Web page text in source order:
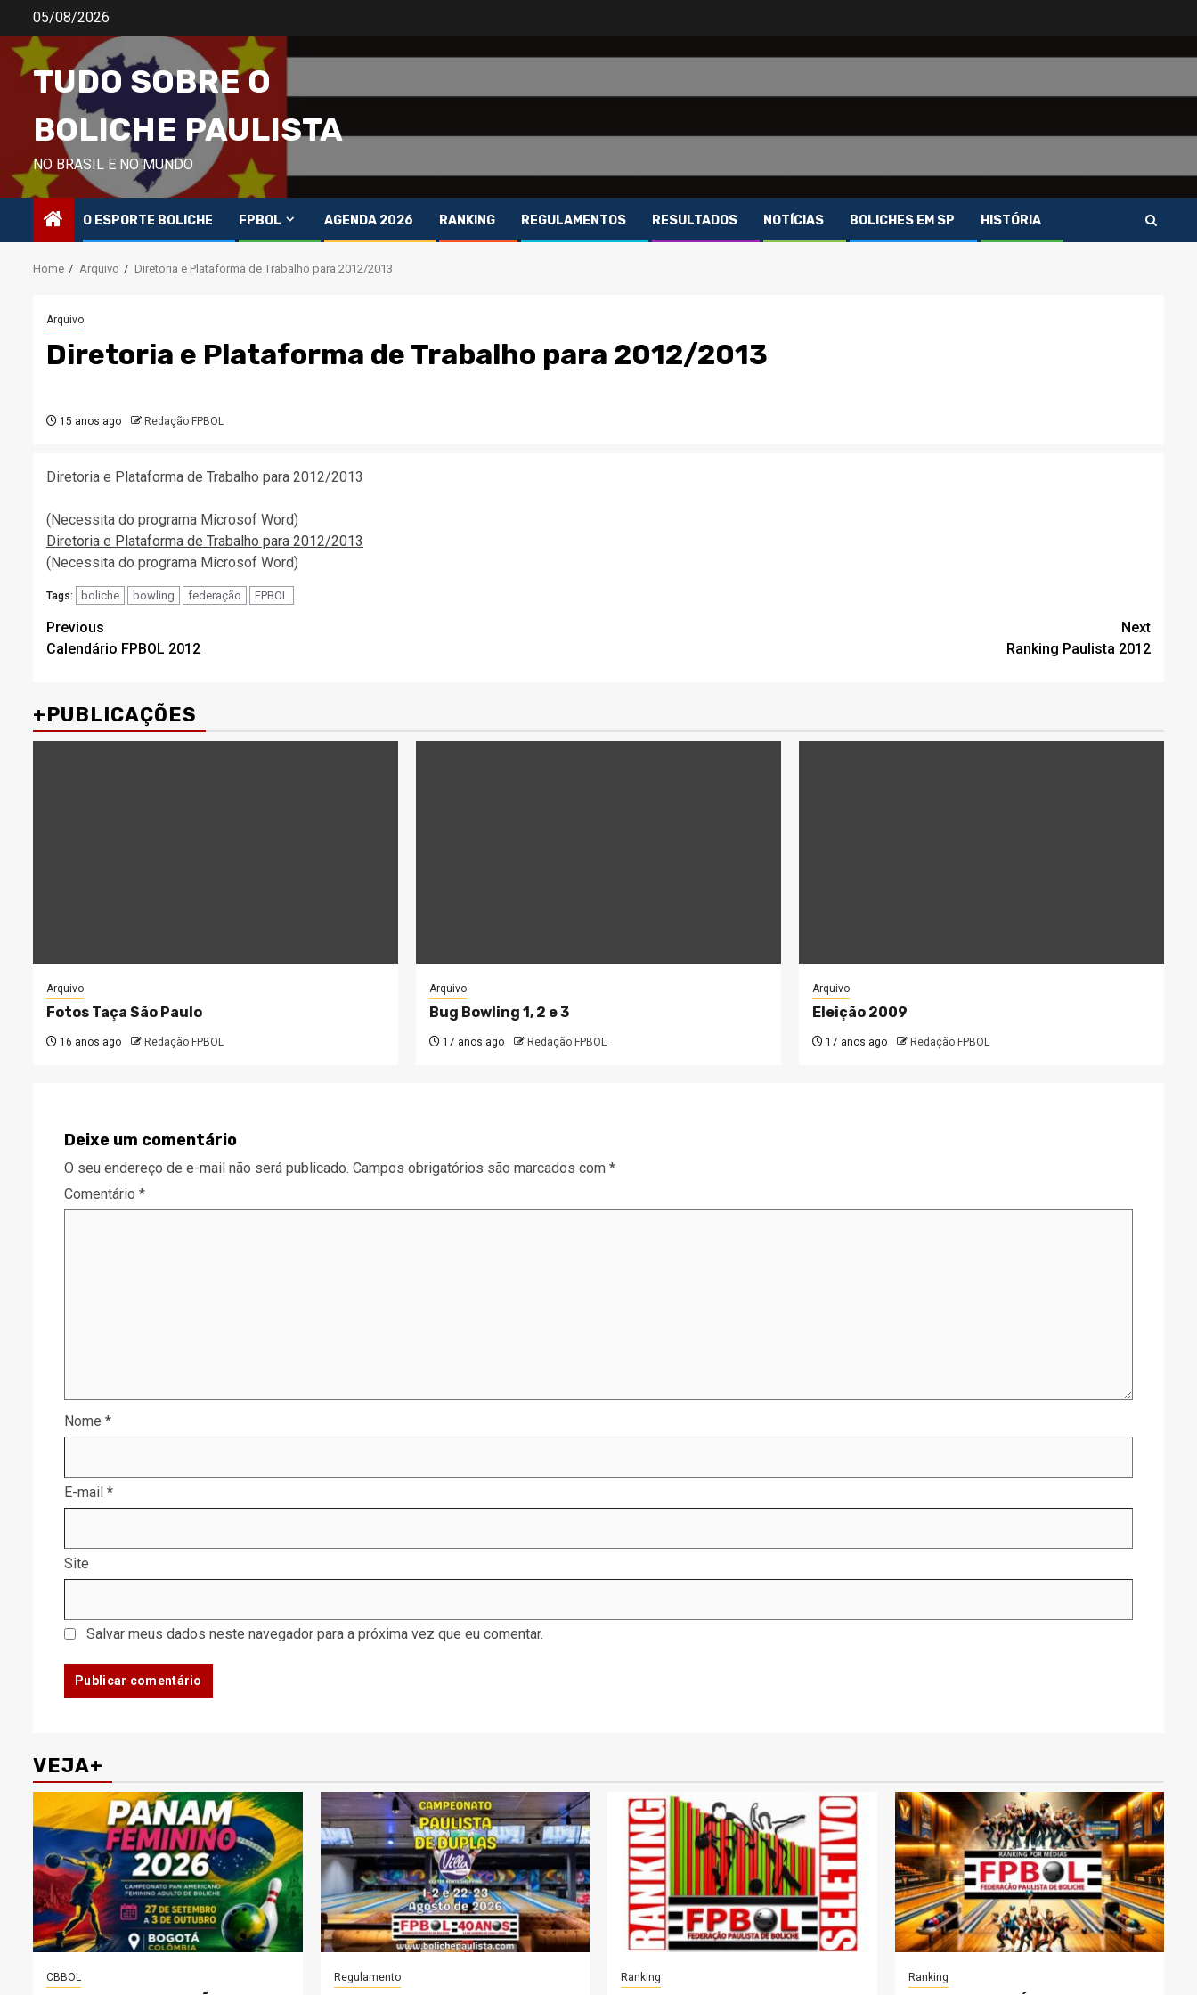
content
05/08/2026
TUDO SOBRE O
BOLICHE PAULISTA
NO BRASIL E NO MUNDO
O ESPORTE BOLICHE FPBOL AGENDA 2026 RANKING REGULAMENTOS RESULTADOS NOTÍCIAS BOLICHES EM SP HISTÓRIA
Home Arquivo Diretoria e Plataforma de Trabalho para 2012/2013
Arquivo
Diretoria e Plataforma de Trabalho para 2012/2013
15 anos ago Redação FPBOL
Diretoria e Plataforma de Trabalho para 2012/2013
(Necessita do programa Microsof Word)
Diretoria e Plataforma de Trabalho para 2012/2013
(Necessita do programa Microsof Word)
Tags: boliche bowling federação FPBOL
Post
navigation
Previous
Calendário FPBOL 2012
Next
Ranking Paulista 2012
+PUBLICAÇÕES
Arquivo
Fotos Taça São Paulo
16 anos ago Redação FPBOL
Arquivo
Bug Bowling 1, 2 e 3
17 anos ago Redação FPBOL
Arquivo
Eleição 2009
17 anos ago Redação FPBOL
Deixe um comentário
O seu endereço de e-mail não será publicado. Campos obrigatórios são marcados com *
Comentário *
Nome *
E-mail *
Site
Salvar meus dados neste navegador para a próxima vez que eu comentar.
VEJA+
CBBOL Regulamento Ranking Ranking